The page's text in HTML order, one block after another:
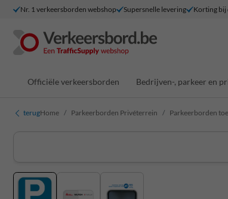
Nr. 1 verkeersborden webshop Supersnelle levering Korting bij
Officiële verkeersborden Bedrijven-, parkeer en
terugHome Parkeerborden Privéterrein Parkeerborden